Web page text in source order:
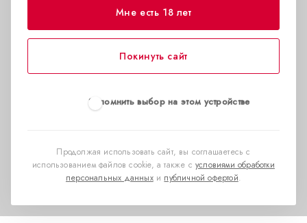
Мне есть 18 лет
Покинуть сайт
Запомнить выбор на этом устройстве
Продолжая использовать сайт, вы соглашаетесь с
использованием файлов cookie, а также сусловиями обработки
персональных данныхи публичной офертой.
подстановкой реквизитов в
Вашем банк клиенте.
По статистике, половина оплат
юридическими лицами, сейчас
происходит из мобильного
приложения.
И если с распознаванием счета все понятно.
То такая удобная опция как qr код , ускорит